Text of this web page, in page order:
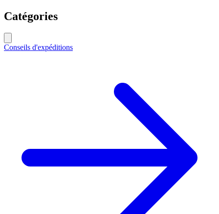
Catégories
Conseils d'expéditions